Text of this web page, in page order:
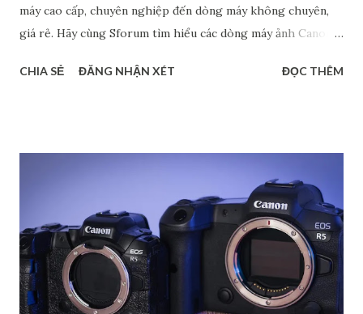
máy cao cấp, chuyên nghiệp đến dòng máy không chuyên,
giá rẻ. Hãy cùng Sforum tìm hiểu các dòng máy ảnh Canon
Crop. Chắc chắn rằng, các thông tin này sẽ giúp bạn tìm ra
đặc điểm riêng để phục vụ cho các đối tượng người dùng
khác nhau. Dòng 1 số - Dòng cao cấp dành cho chuyên
nghiệp Đây là loại cao cấp nhất trong các dòng máy ảnh
Canon, chủ yếu dành cho các nhiếp ảnh gia chuyên nghiệp.
Hầu hết các sản phẩm thuộc dòng này đều có thiết kế chắc
chắn, kháng bụi, kháng nước,… nên có độ bền cao. Bên cạnh
CHIA SẺ ĐĂNG NHẬN XÉT ĐỌC THÊM